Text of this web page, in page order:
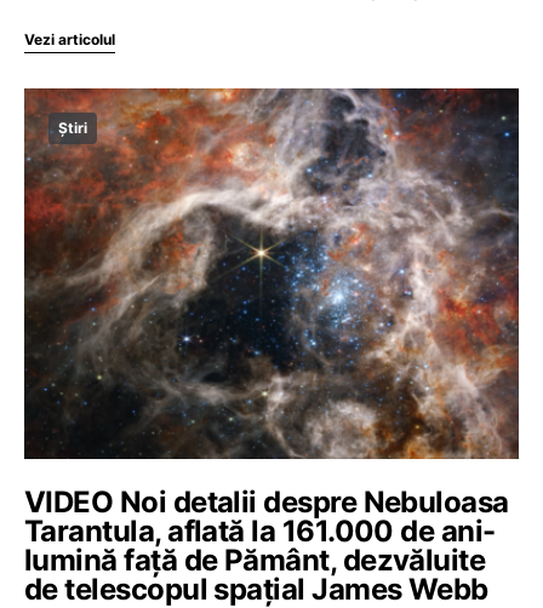
Vezi articolul
Știri
VIDEO Noi detalii despre Nebuloasa
Tarantula, aflată la 161.000 de ani-
lumină față de Pământ, dezvăluite
de telescopul spațial James Webb